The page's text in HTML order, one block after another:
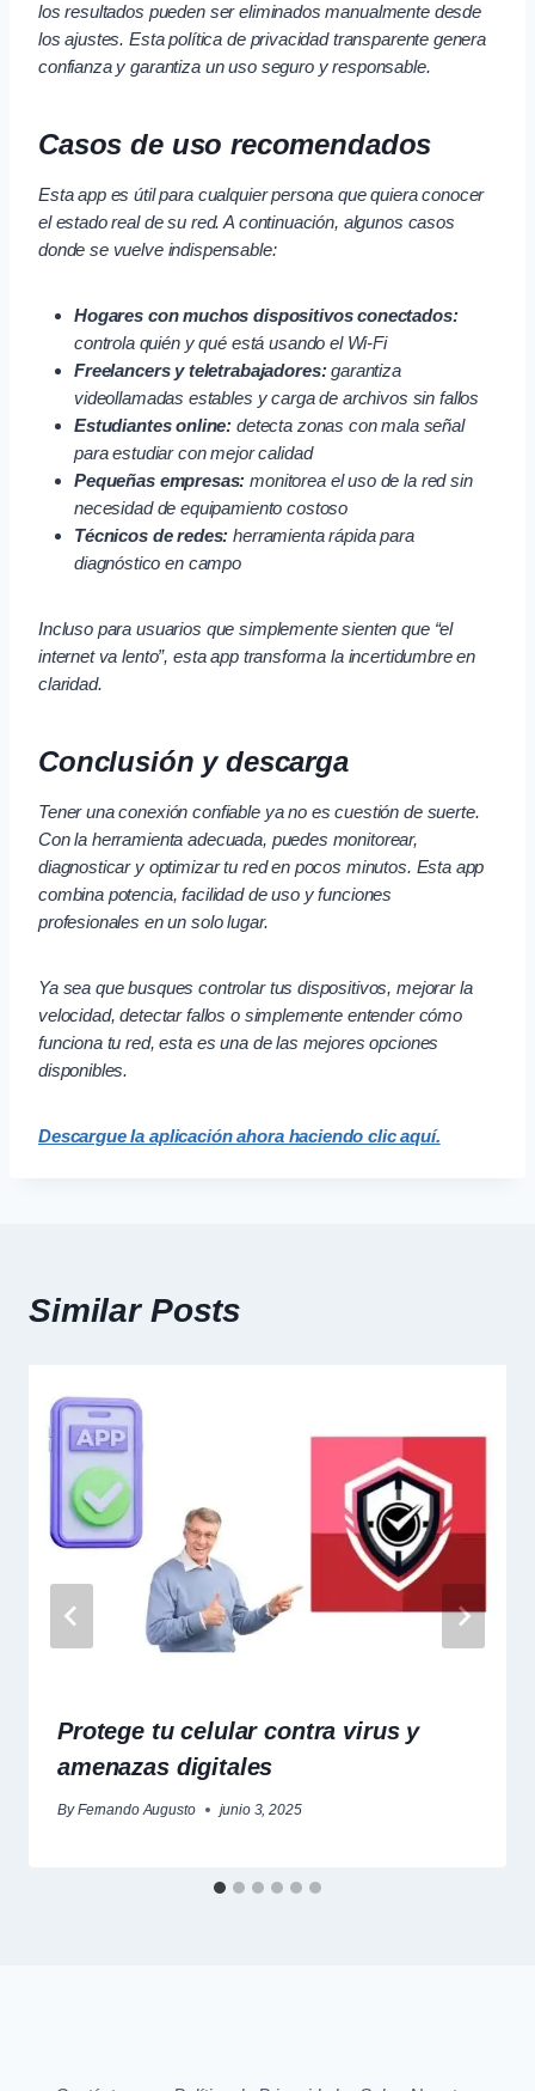
los resultados pueden ser eliminados manualmente desde
los ajustes. Esta política de privacidad transparente genera
confianza y garantiza un uso seguro y responsable.
Casos de uso recomendados
Esta app es útil para cualquier persona que quiera conocer
el estado real de su red. A continuación, algunos casos
donde se vuelve indispensable:
Hogares con muchos dispositivos conectados:
controla quién y qué está usando el Wi-Fi
Freelancers y teletrabajadores:garantiza
videollamadas estables y carga de archivos sin fallos
Estudiantes online: detecta zonas con mala señal
para estudiar con mejor calidad
Pequeñas empresas: monitorea el uso de la red sin
necesidad de equipamiento costoso
Técnicos de redes: herramienta rápida para
diagnóstico en campo
Incluso para usuarios que simplemente sienten que “el
internet va lento”, esta app transforma la incertidumbre en
claridad.
Conclusión y descarga
Tener una conexión confiable ya no es cuestión de suerte.
Con la herramienta adecuada, puedes monitorear,
diagnosticar y optimizar tu red en pocos minutos. Esta app
combina potencia, facilidad de uso y funciones
profesionales en un solo lugar.
Ya sea que busques controlar tus dispositivos, mejorar la
velocidad, detectar fallos o simplemente entender cómo
funciona tu red, esta es una de las mejores opciones
disponibles.
Descargue la aplicación ahora haciendo clic aquí.
Similar Posts
Protege tu celular contra virus y
amenazas digitales
By Fernando Augusto junio 3, 2025